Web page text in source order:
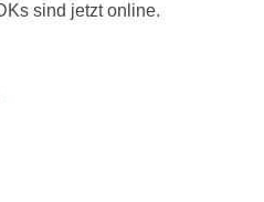
sind jetzt online.